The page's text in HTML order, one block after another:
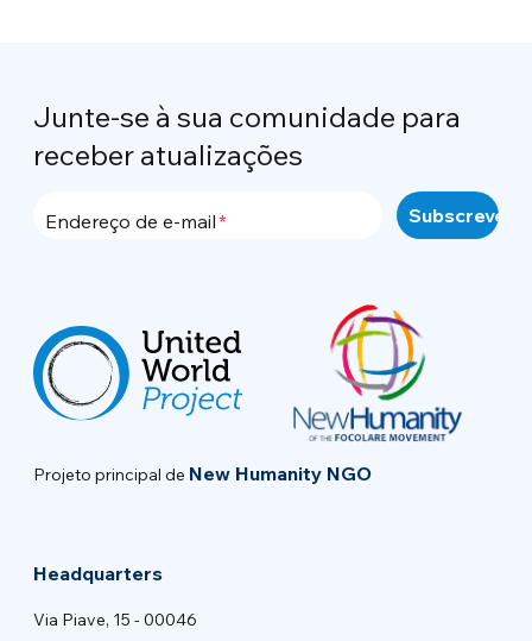
Junte-se à sua comunidade para
receber atualizações
Endereço de e-mail
Projeto principal de New Humanity NGO
Headquarters
Via Piave, 15 - 00046